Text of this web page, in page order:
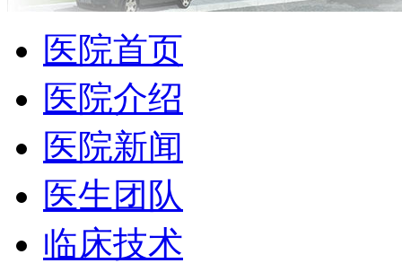
医院首页
医院介绍
医院新闻
医生团队
临床技术